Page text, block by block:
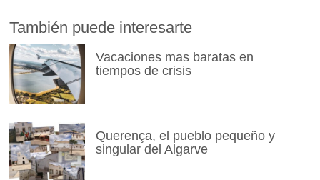
También puede interesarte
Vacaciones mas baratas en
tiempos de crisis
Querença, el pueblo pequeño y
singular del Algarve